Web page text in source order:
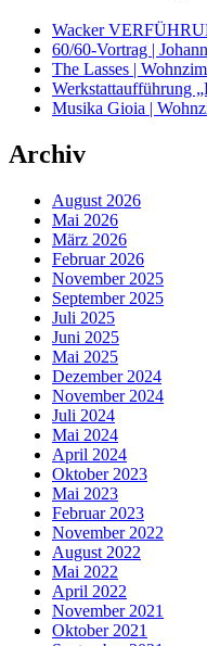
Wacker
60/60-Vortrag |
The Lasses |
Werkstattaufführung
Musika Gioia |
Archiv
August 2026
Mai 2026
März 2026
Februar 2026
November 2025
September 2025
Juli 2025
Juni 2025
Mai 2025
Dezember 2024
November 2024
Juli 2024
Mai 2024
April 2024
Oktober 2023
Mai 2023
Februar 2023
November 2022
August 2022
Mai 2022
April 2022
November 2021
Oktober 2021